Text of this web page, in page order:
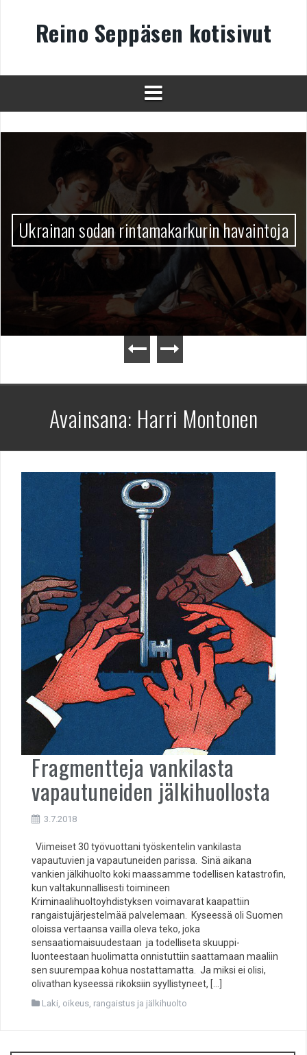
Reino Seppäsen kotisivut
Ukrainan sodan rintamakarkurin havaintoja
Avainsana: Harri Montonen
Fragmentteja vankilasta
vapautuneiden jälkihuollosta
3.7.2018
Viimeiset 30 työvuottani työskentelin vankilasta
vapautuvien ja vapautuneiden parissa. Sinä aikana
vankien jälkihuolto koki maassamme todellisen katastrofin,
kun valtakunnallisesti toimineen
Kriminaalihuoltoyhdistyksen voimavarat kaapattiin
rangaistujärjestelmää palvelemaan. Kyseessä oli Suomen
oloissa vertaansa vailla oleva teko, joka
sensaatiomaisuudestaan ja todelliseta skuuppi-
luonteestaan huolimatta onnistuttiin saattamaan maaliin
sen suurempaa kohua nostattamatta. Ja miksi ei olisi,
olivathan kyseessä rikoksiin syyllistyneet, […]
Laki, oikeus, rangaistus ja jälkihuolto